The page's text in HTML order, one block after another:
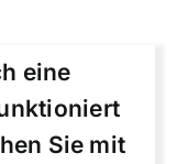
eine
Sie mit